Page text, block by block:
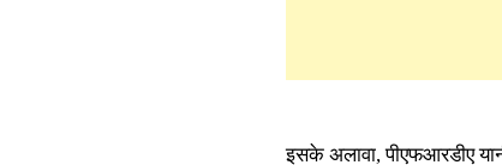
इसके अलावा, पीएफआरडीए